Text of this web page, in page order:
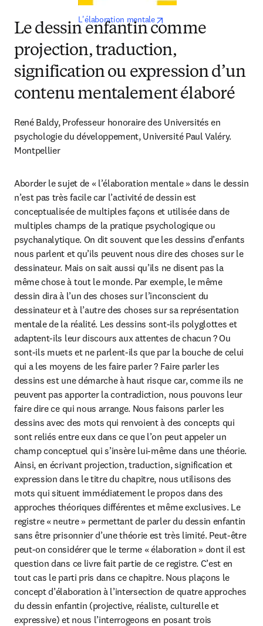
L'élaboration mentale
Le dessin enfantin comme
projection, traduction,
signification ou expression d’un
contenu mentalement élaboré
René Baldy, Professeur honoraire des Universités en
psychologie du développement, Université Paul Valéry.
Montpellier
Aborder le sujet de « l’élaboration mentale » dans le dessin
n’est pas très facile car l’activité de dessin est
conceptualisée de multiples façons et utilisée dans de
multiples champs de la pratique psychologique ou
psychanalytique. On dit souvent que les dessins d’enfants
nous parlent et qu’ils peuvent nous dire des choses sur le
dessinateur. Mais on sait aussi qu’ils ne disent pas la
même chose à tout le monde. Par exemple, le même
dessin dira à l’un des choses sur l’inconscient du
dessinateur et à l’autre des choses sur sa représentation
mentale de la réalité. Les dessins sont-ils polyglottes et
adaptent-ils leur discours aux attentes de chacun ? Ou
sont-ils muets et ne parlent-ils que par la bouche de celui
qui a les moyens de les faire parler ? Faire parler les
dessins est une démarche à haut risque car, comme ils ne
peuvent pas apporter la contradiction, nous pouvons leur
faire dire ce qui nous arrange. Nous faisons parler les
dessins avec des mots qui renvoient à des concepts qui
sont reliés entre eux dans ce que l’on peut appeler un
champ conceptuel qui s’insère lui-même dans une théorie.
Ainsi, en écrivant projection, traduction, signification et
expression dans le titre du chapitre, nous utilisons des
mots qui situent immédiatement le propos dans des
approches théoriques différentes et même exclusives. Le
registre « neutre » permettant de parler du dessin enfantin
sans être prisonnier d’une théorie est très limité. Peut-être
peut-on considérer que le terme « élaboration » dont il est
question dans ce livre fait partie de ce registre. C’est en
tout cas le parti pris dans ce chapitre. Nous plaçons le
concept d’élaboration à l’intersection de quatre approches
du dessin enfantin (projective, réaliste, culturelle et
expressive) et nous l’interrogeons en posant trois